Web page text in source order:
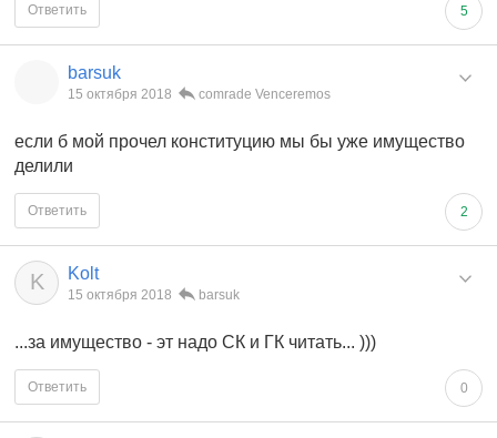
5
Ответить
barsuk
15 октября 2018 comrade Venceremos
если б мой прочел конституцию мы бы уже имущество
делили
2
Ответить
K Kolt
15 октября 2018 barsuk
...за имущество - эт надо СК и ГК читать... )))
0
Ответить